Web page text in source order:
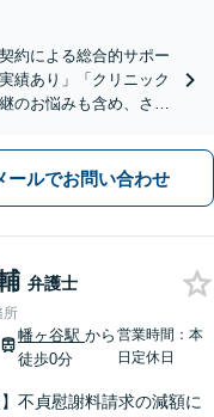
約による総合的サポー
績あり」「クリニック
のお悩みも含め、さま
ールでお問い合わせ
弁護士
所
幡ヶ谷駅 から
徒歩0分
営業時間：本
日定休日
】不貞慰謝料請求の減額に